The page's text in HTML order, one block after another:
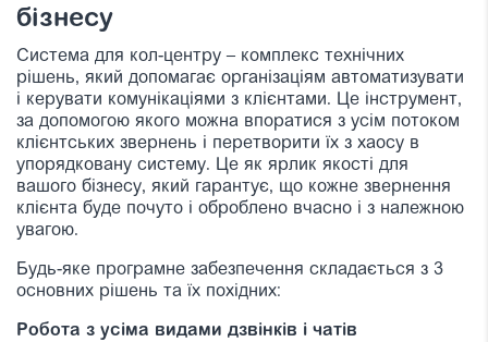
бізнесу
Система для кол-центру – комплекс технічних
рішень, який допомагає організаціям автоматизувати
і керувати комунікаціями з клієнтами. Це інструмент,
за допомогою якого можна впоратися з усім потоком
клієнтських звернень і перетворити їх з хаосу в
упорядковану систему. Це як ярлик якості для
вашого бізнесу, який гарантує, що кожне звернення
клієнта буде почуто і оброблено вчасно і з належною
увагою.
Будь-яке програмне забезпечення складається з 3
основних рішень та їх похідних:
Робота з усіма видами дзвінків і чатів